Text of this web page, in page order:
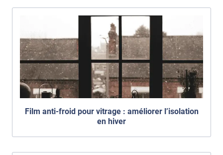
Film anti-froid pour vitrage : améliorer l’isolation
en hiver